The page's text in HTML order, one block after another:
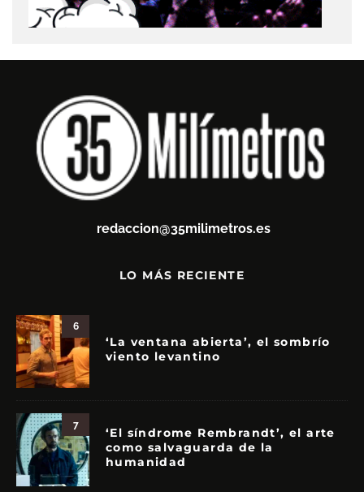
redaccion@35milimetros.es
LO MÁS RECIENTE
6
‘La ventana abierta’, el sombrío
viento levantino
7
‘El síndrome Rembrandt’, el arte
como salvaguarda de la
humanidad